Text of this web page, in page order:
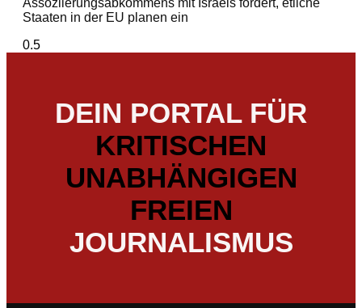
Staaten in der EU planen ein
DEIN PORTAL FÜR
KRITISCHEN
UNABHÄNGIGEN
FREIEN
JOURNALISMUS